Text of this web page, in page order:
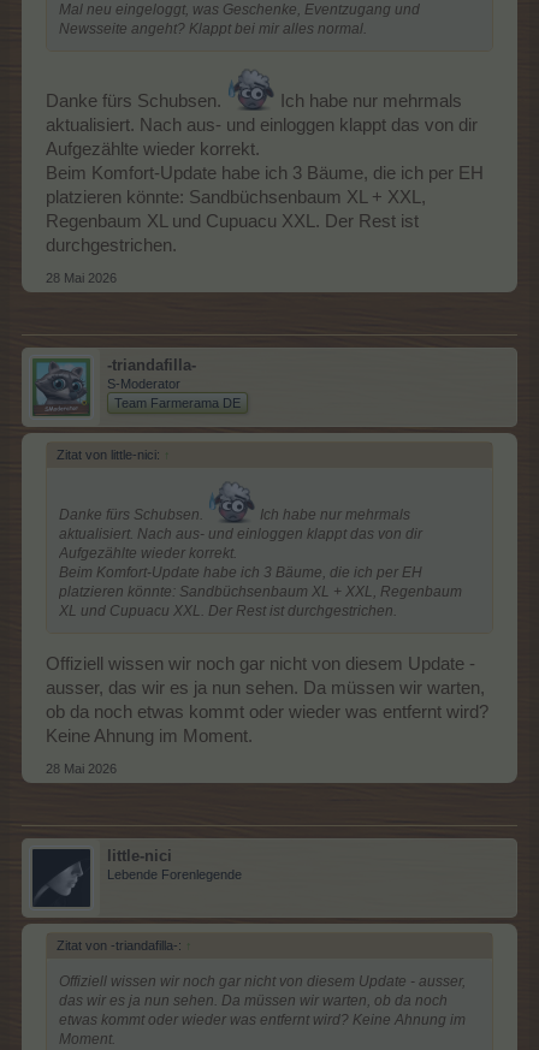
Edit: zum Komfort-Update
Funktioniert leider nur per Hand. Mit dem EH ist alles
durchgestrichen und man kann nichts platzieren.
Mal neu eingeloggt, was Geschenke, Eventzugang und
Newsseite angeht? Klappt bei mir alles normal.
Danke fürs Schubsen.
Ich habe nur mehrmals
aktualisiert. Nach aus- und einloggen klappt das von dir
Aufgezählte wieder korrekt.
Beim Komfort-Update habe ich 3 Bäume, die ich per EH
platzieren könnte: Sandbüchsenbaum XL + XXL,
Regenbaum XL und Cupuacu XXL. Der Rest ist
durchgestrichen.
28 Mai 2026
-triandafilla-
S-Moderator
Team Farmerama DE
Zitat von little-nici: ↑
Danke fürs Schubsen.
Ich habe nur mehrmals
aktualisiert. Nach aus- und einloggen klappt das von dir
Aufgezählte wieder korrekt.
Beim Komfort-Update habe ich 3 Bäume, die ich per EH
platzieren könnte: Sandbüchsenbaum XL + XXL, Regenbaum
XL und Cupuacu XXL. Der Rest ist durchgestrichen.
Offiziell wissen wir noch gar nicht von diesem Update -
ausser, das wir es ja nun sehen. Da müssen wir warten,
ob da noch etwas kommt oder wieder was entfernt wird?
Keine Ahnung im Moment.
28 Mai 2026
little-nici
Lebende Forenlegende
Zitat von -triandafilla-: ↑
Offiziell wissen wir noch gar nicht von diesem Update - ausser,
das wir es ja nun sehen. Da müssen wir warten, ob da noch
etwas kommt oder wieder was entfernt wird? Keine Ahnung im
Moment.